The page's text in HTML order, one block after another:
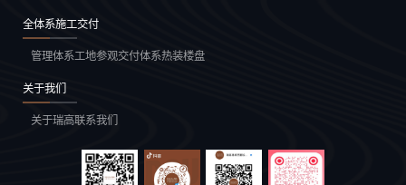
全体系施工交付
管理体系工地参观交付体系热装楼盘
关于我们
关于瑞高联系我们